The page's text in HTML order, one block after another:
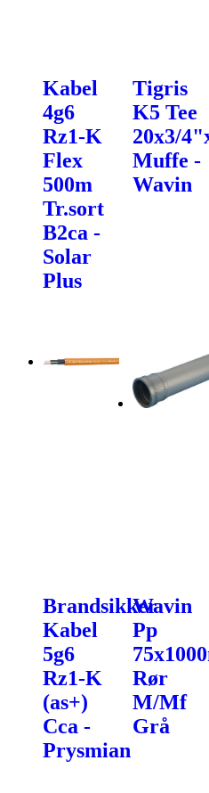
Kabel
4g6
Rz1-K
Flex
500m
Tr.sort
B2ca -
Solar
Plus
Tigris
K5 Tee
20x3/
Muffe -
Wavin
Brandsikker
Kabel
5g6
Rz1-K
(as+)
Cca -
Prysmian
Wavin
Pp
Rør
M/Mf
Grå